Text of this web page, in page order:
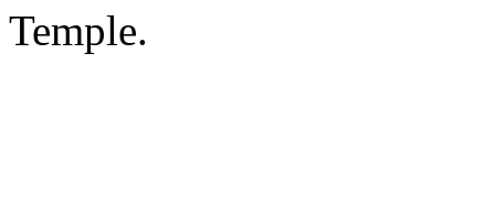
Temple.